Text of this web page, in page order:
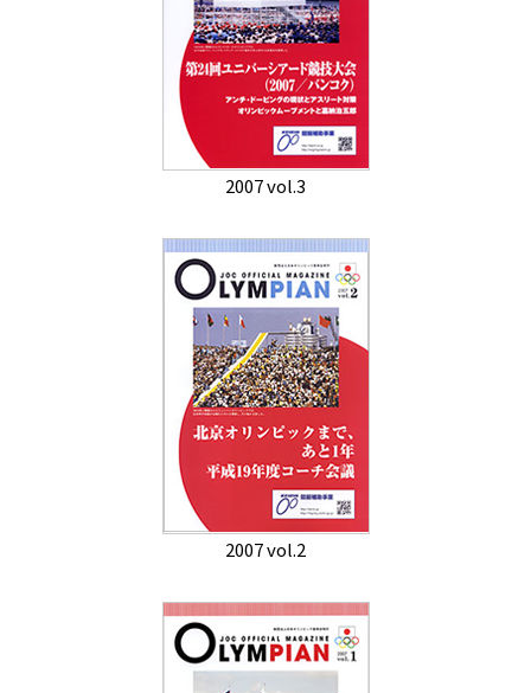
2007 vol.3
2007 vol.2